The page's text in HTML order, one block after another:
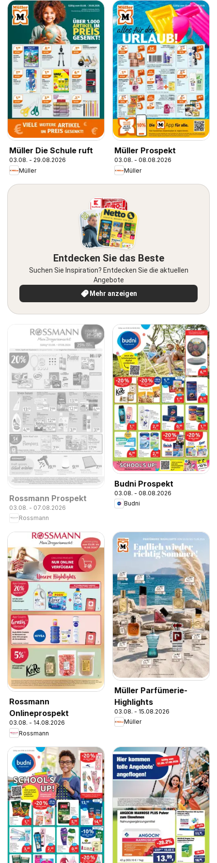
Müller Die Schule ruft
03.08. - 29.08.2026
Müller
Müller Prospekt
03.08. - 08.08.2026
Müller
Entdecken Sie das Beste
Suchen Sie Inspiration? Entdecken Sie die aktuellen
Angebote
Mehr anzeigen
Rossmann Prospekt
03.08. - 07.08.2026
Rossmann
Budni Prospekt
03.08. - 08.08.2026
Budni
Rossmann
Onlineprospekt
03.08. - 14.08.2026
Rossmann
Müller Parfümerie-
Highlights
03.08. - 15.08.2026
Müller